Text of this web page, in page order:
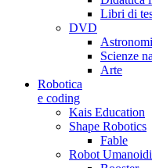
Libri di
DVD
Scienze
Arte
Robotica
e coding
Kais Education
Shape Robotics
Fable
Robot Umanoidi